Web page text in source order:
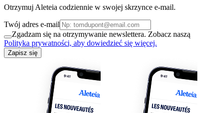
Otrzymuj Aleteia codziennie w swojej skrzynce e-mail.
Twój adres e-mail
Zgadzam się na otrzymywanie newslettera. Zobacz naszą
Polityka prywatności, aby dowiedzieć się więcej.
Zapisz się